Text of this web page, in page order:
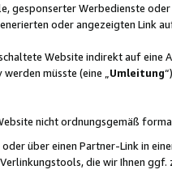
gesponserter Werbedienste
oder angezeigten Link
Website indirekt auf eine
müsste (eine „ Umleitung
nicht ordnungsgemäß
über einen Partner-Link in
die wir Ihnen ggf.